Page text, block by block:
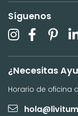
Síguenos
¿Necesitas
Horario de oficina